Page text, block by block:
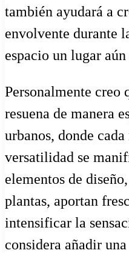
también ayudará a
envolvente durante
espacio un lugar
Personalmente creo
resuena de manera
urbanos, donde
versatilidad se
elementos de
plantas, aportan
intensificar la
considera añadir